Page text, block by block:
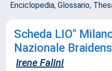
Enciclopedia, Glossario,
Scheda LIO"
Nazionale
Irene Falini